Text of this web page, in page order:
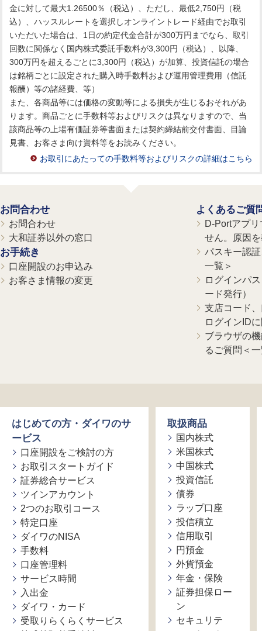
金に対して最大1.26500％（税込）、ただし、最低2,750円（税
込）、ハッスルレートを選択しオンライントレード経由でお取引
いただいた場合は、1日の約定代金合計が300万円までなら、取引
回数に関係なく国内株式委託手数料が3,300円（税込）、以降、
300万円を超えるごとに3,300円（税込）が加算、投資信託の場合
は銘柄ごとに設定された購入時手数料および運用管理費用（信託
報酬）等の諸経費、等）
また、各商品等には価格の変動等による損失が生じるおそれがあ
ります。商品ごとに手数料等およびリスクは異なりますので、当
該商品等の上場有価証券等書面または契約締結前交付書面、目論
見書、お客さま向け資料等をお読みください。
お取引にあたっての手数料等およびリスクの詳細はこちら
お問合わせ
お問合わせ
大和証券以外の窓口
お手続き
口座開設のお申込み
お客さま情報の変更
よくあるご質
D-Portアプ
せん。原因
パスキー認
一覧＞
ログインパ
ード発行）
支店コード
ログインID
ブラウザの
るご質問＜
はじめての方・ダイワのサ
ービス
口座開設をご検討の方
お取引スタートガイド
証券総合サービス
ツインアカウント
2つのお取引コース
特定口座
ダイワのNISA
手数料
口座管理料
サービス時間
入出金
ダイワ・カード
受取りらくらくサービス
取扱商品
国内株式
米国株式
中国株式
投資信託
債券
ラップ口座
投信積立
信用取引
円預金
外貨預金
年金・保険
証券担保ロー
ン
セキュリテ